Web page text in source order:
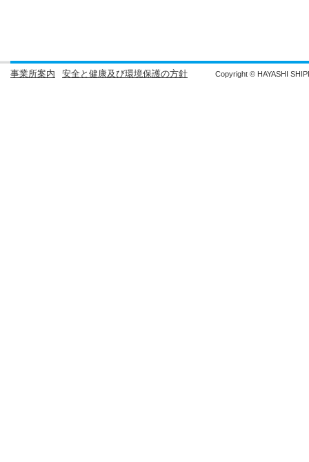
事業所案内 安全と健康及び環境保護の方針 Copyright © HAYASHI